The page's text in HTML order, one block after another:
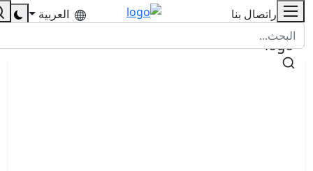
للإشهار اتصال بنا العربية